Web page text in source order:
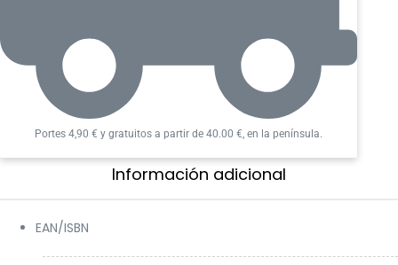
Jugadores:
1 – 4 jugadores
Edad: >14 años
Duración:30 – 120 minutos
Cartas, Cooperativo, Temático, LCG.
Portes 4,90 € y gratuitos a partir de 40.00 €, en la península.
Información adicional​
EAN/ISBN